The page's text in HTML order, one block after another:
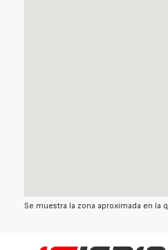
Se muestra la zona aproximada en la